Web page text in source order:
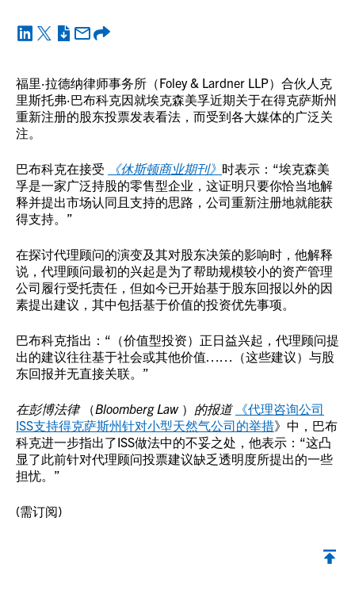
福里·拉德纳律师事务所（Foley & Lardner LLP）合伙人克
里斯托弗·巴布科克因就埃克森美孚近期关于在得克萨斯州
重新注册的股东投票发表看法，而受到各大媒体的广泛关
注。
巴布科克在接受 《休斯顿商业期刊》 时表示：“埃克森美
孚是一家广泛持股的零售型企业，这证明只要你恰当地解
释并提出市场认同且支持的思路，公司重新注册地就能获
得支持。”
在探讨代理顾问的演变及其对股东决策的影响时，他解释
说，代理顾问最初的兴起是为了帮助规模较小的资产管理
公司履行受托责任，但如今已开始基于股东回报以外的因
素提出建议，其中包括基于价值的投资优先事项。
巴布科克指出：“（价值型投资）正日益兴起，代理顾问提
出的建议往往基于社会或其他价值……（这些建议）与股
东回报并无直接关联。”
在彭博法律 （Bloomberg Law ） 的报道 《代理咨询公司
ISS支持得克萨斯州针对小型天然气公司的举措》中，巴布
科克进一步指出了ISS做法中的不妥之处，他表示：“这凸
显了此前针对代理顾问投票建议缺乏透明度所提出的一些
担忧。”
(需订阅)